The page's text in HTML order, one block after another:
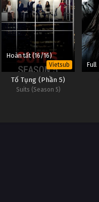
Hoàn tất (16/16)
Vietsub
Tố Tụng (Phần 5)
Suits (Season 5)
Full